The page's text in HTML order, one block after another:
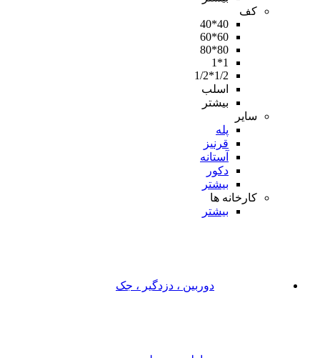
کف
40*40
60*60
80*80
1*1
1/2*1/2
اسلب
بیشتر
سایر
پله
قرنیز
آستانه
دکور
بیشتر
کارخانه ها
بیشتر
دوربین ، دزدگیر ، جک